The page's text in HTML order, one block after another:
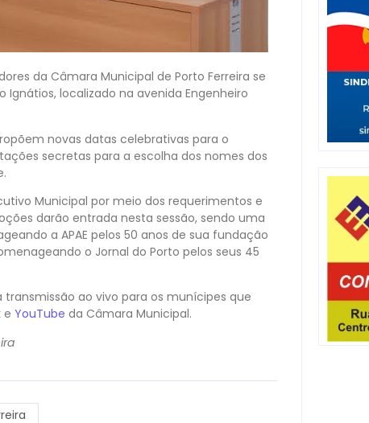
da Câmara Municipal de Porto Ferreira se
Ignátios, localizado na avenida Engenheiro
novas datas celebrativas para o
secretas para a escolha dos nomes dos
Municipal por meio dos requerimentos e
darão entrada nesta sessão, sendo uma
a APAE pelos 50 anos de sua fundação
o Jornal do Porto pelos seus 45
ao vivo para os munícipes que
e YouTube da Câmara Municipal.